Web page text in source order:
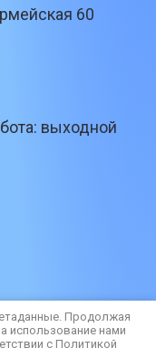
60
выходной
Продолжая
использование нами
с Политикой